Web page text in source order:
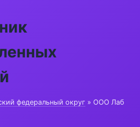
федеральный округ » ООО Лаб